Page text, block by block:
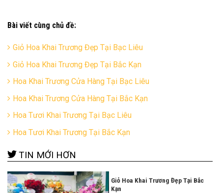
Bài viết cùng chủ đề:
Giỏ Hoa Khai Trương Đẹp Tại Bạc Liêu
Giỏ Hoa Khai Trương Đẹp Tại Bắc Kạn
Hoa Khai Trương Cửa Hàng Tại Bạc Liêu
Hoa Khai Trương Cửa Hàng Tại Bắc Kạn
Hoa Tươi Khai Trương Tại Bạc Liêu
Hoa Tươi Khai Trương Tại Bắc Kạn
TIN MỚI HƠN
Giỏ Hoa Khai Trương Đẹp Tại Bắc
Kạn